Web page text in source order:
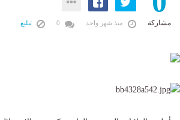
مشاركة منذ شهر واحد تبليغ